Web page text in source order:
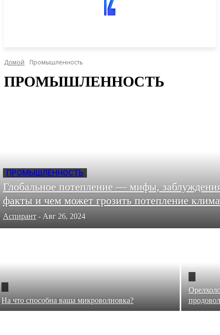
Домой Промышленность
ПРОМЫШЛЕННОСТЬ
ПРОМЫШЛЕННОСТЬ
Глобальное потепление — мифы,
факты и чем может грозить потепление
Аспирант - Авг 26, 2024
На что способна ваша микроволновка?